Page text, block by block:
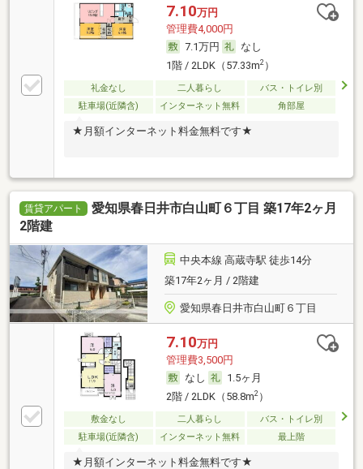
7.10万円
管理費4,000円
7.1万円
なし
1階 / 2LDK（57.33m2）
礼金なし 二人暮らし
バス・トイレ別
駐車場(近隣含)
インターネット無料 角部屋
★月額インターネット料金無料です★
賃貸アパート
愛知県春日井市白山町６丁目 築17年2ヶ月
2階建
中央本線 高蔵寺駅 徒歩14分
築17年2ヶ月 / 2階建
愛知県春日井市白山町６丁目
7.10万円
管理費3,500円
なし
1.5ヶ月
2階 / 2LDK（58.8m2）
敷金なし 二人暮らし
バス・トイレ別
駐車場(近隣含)
インターネット無料 最上階
★月額インターネット料金無料です★